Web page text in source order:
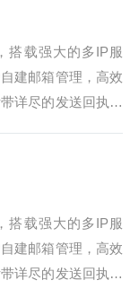
搭载强大的多IP服
建邮箱管理，高效
详尽的发送回执，
详细介绍电子邮件
发人员可以...
搭载强大的多IP服
建邮箱管理，高效
详尽的发送回执，